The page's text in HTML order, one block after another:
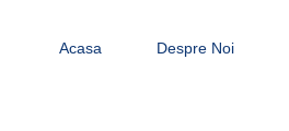
Acasa Despre Noi